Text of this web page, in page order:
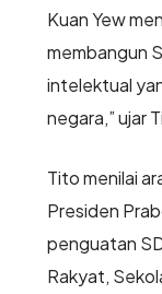
Kuan Yew
membangun
intelektual
negara,” ujar
Tito menilai
Presiden
penguatan
Rakyat,